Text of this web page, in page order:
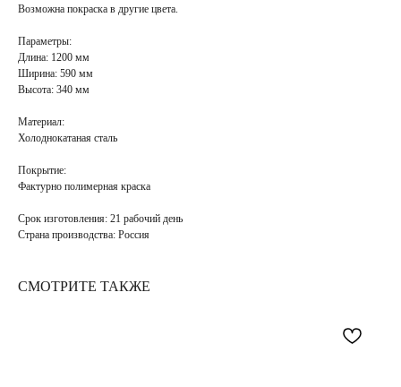
Возможна покраска в другие цвета.
Параметры:
Длина: 1200 мм
Ширина: 590 мм
Высота: 340 мм
Материал:
Холоднокатаная сталь
Покрытие:
Фактурно полимерная краска
Срок изготовления: 21 рабочий день
Страна производства: Россия
СМОТРИТЕ ТАКЖЕ